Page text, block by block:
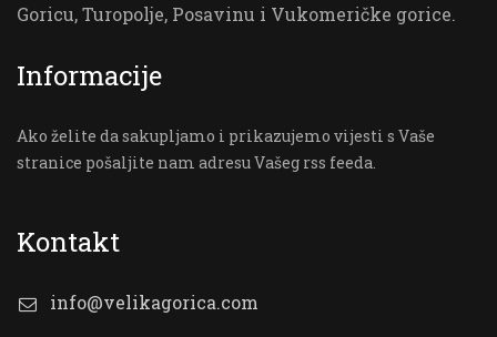
Goricu, Turopolje, Posavinu i Vukomeričke gorice.
Informacije
Ako želite da sakupljamo i prikazujemo vijesti s Vaše
stranice pošaljite nam adresu Vašeg rss feeda.
Kontakt
info@velikagorica.com